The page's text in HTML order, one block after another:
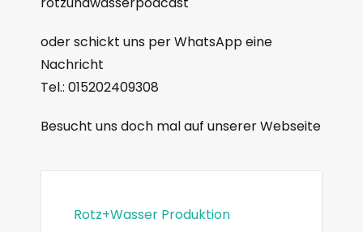
oder schickt uns per WhatsApp eine
Nachricht
Tel.: 015202409308
Besucht uns doch mal auf unserer Webseite
Rotz+Wasser Produktion